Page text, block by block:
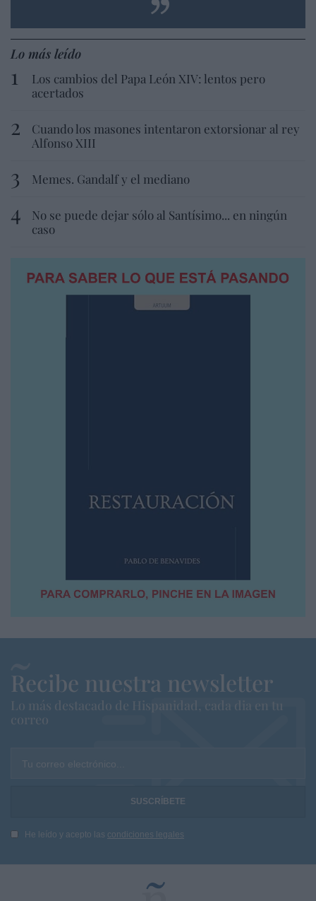
Lo más leído
Los cambios del Papa León XIV: lentos pero
acertados
Cuando los masones intentaron extorsionar al rey
Alfonso XIII
Memes. Gandalf y el mediano
No se puede dejar sólo al Santísimo... en ningún
caso
Recibe nuestra newsletter
Lo más destacado de Hispanidad, cada dia en tu
correo
Tu correo electrónico...
He leído y acepto las condiciones legales